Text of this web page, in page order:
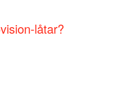
låtar?